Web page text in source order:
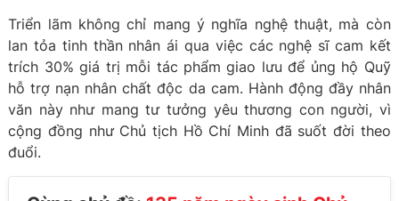
Triển lãm không chỉ mang ý nghĩa nghệ thuật, mà còn
lan tỏa tinh thần nhân ái qua việc các nghệ sĩ cam kết
trích 30% giá trị mỗi tác phẩm giao lưu để ủng hộ Quỹ
hỗ trợ nạn nhân chất độc da cam. Hành động đầy nhân
văn này như mang tư tưởng yêu thương con người, vì
cộng đồng như Chủ tịch Hồ Chí Minh đã suốt đời theo
đuổi.